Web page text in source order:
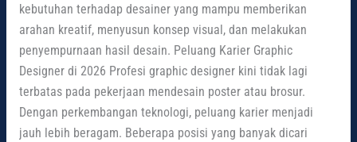
kebutuhan terhadap desainer yang mampu memberikan
arahan kreatif, menyusun konsep visual, dan melakukan
penyempurnaan hasil desain. Peluang Karier Graphic
Designer di 2026 Profesi graphic designer kini tidak lagi
terbatas pada pekerjaan mendesain poster atau brosur.
Dengan perkembangan teknologi, peluang karier menjadi
jauh lebih beragam. Beberapa posisi yang banyak dicari